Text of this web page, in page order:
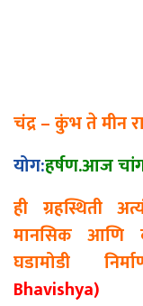
चंद्र–कुंभ ते मीन
योग:हर्षण.आज
ही ग्रहस्थिती
मानसिक आणि
घडामोडी
Bhavishya)